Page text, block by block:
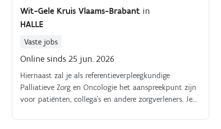
Wit-Gele Kruis Vlaams-Brabant in
HALLE
Vaste jobs
Online sinds 25 jun. 2026
Hiernaast zal je als referentieverpleegkundige
Palliatieve Zorg en Oncologie het aanspreekpunt zijn
voor patiënten, collega’s en andere zorgverleners. Je
patiënt tijdens specifieke palliatieve expertenrondes